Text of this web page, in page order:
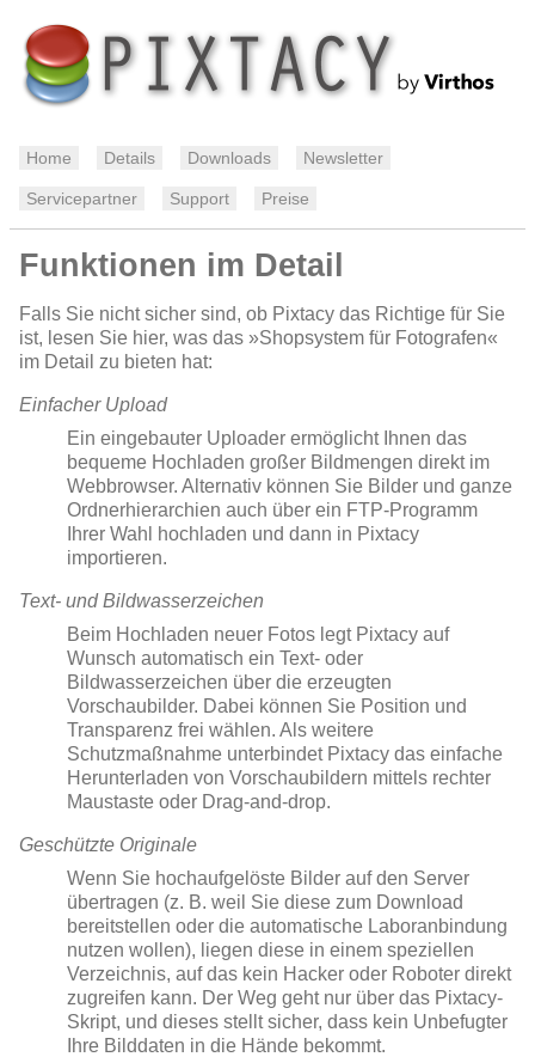
Home Details Downloads Newsletter
Servicepartner Support Preise
Funktionen im Detail
Falls Sie nicht sicher sind, ob Pixtacy das Richtige für Sie
ist, lesen Sie hier, was das »Shopsystem für Fotografen«
im Detail zu bieten hat:
Einfacher Upload
Ein eingebauter Uploader ermöglicht Ihnen das
bequeme Hochladen großer Bildmengen direkt im
Webbrowser. Alternativ können Sie Bilder und ganze
Ordnerhierarchien auch über ein FTP-Programm
Ihrer Wahl hochladen und dann in Pixtacy
importieren.
Text- und Bildwasserzeichen
Beim Hochladen neuer Fotos legt Pixtacy auf
Wunsch automatisch ein Text- oder
Bildwasserzeichen über die erzeugten
Vorschaubilder. Dabei können Sie Position und
Transparenz frei wählen. Als weitere
Schutzmaßnahme unterbindet Pixtacy das einfache
Herunterladen von Vorschaubildern mittels rechter
Maustaste oder Drag-and-drop.
Geschützte Originale
Wenn Sie hochaufgelöste Bilder auf den Server
übertragen (z. B. weil Sie diese zum Download
bereitstellen oder die automatische Laboranbindung
nutzen wollen), liegen diese in einem speziellen
Verzeichnis, auf das kein Hacker oder Roboter direkt
zugreifen kann. Der Weg geht nur über das Pixtacy-
Skript, und dieses stellt sicher, dass kein Unbefugter
Ihre Bilddaten in die Hände bekommt.